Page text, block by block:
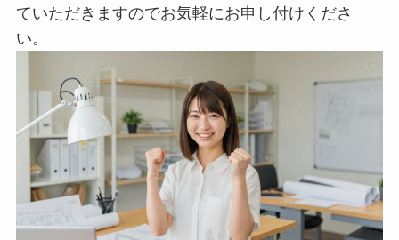
ていただきますのでお気軽にお申し付けくださ
い。